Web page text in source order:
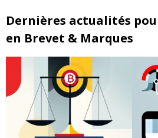
Dernières actualités
en Brevet & Marques